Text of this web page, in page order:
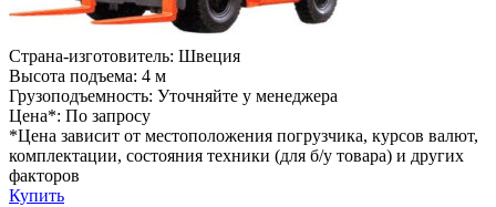
Страна-изготовитель: Швеция
Высота подъема: 4 м
Грузоподъемность: Уточняйте у менеджера
Цена*: По запросу
*Цена зависит от местоположения погрузчика, курсов валют,
комплектации, состояния техники (для б/у товара) и других
факторов
Купить